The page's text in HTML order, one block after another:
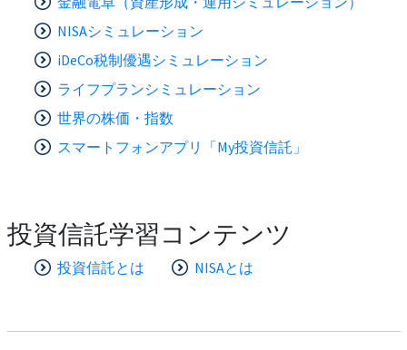
NISAシミュレーション
iDeCo税制優遇シミュレーション
ライフプランシミュレーション
世界の株価・指数
スマートフォンアプリ「My投資信託」
投資信託学習コンテンツ
投資信託とは NISAとは